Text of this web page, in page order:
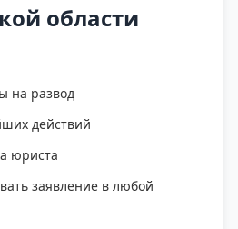
области
на развод
действий
юриста
заявление в любой